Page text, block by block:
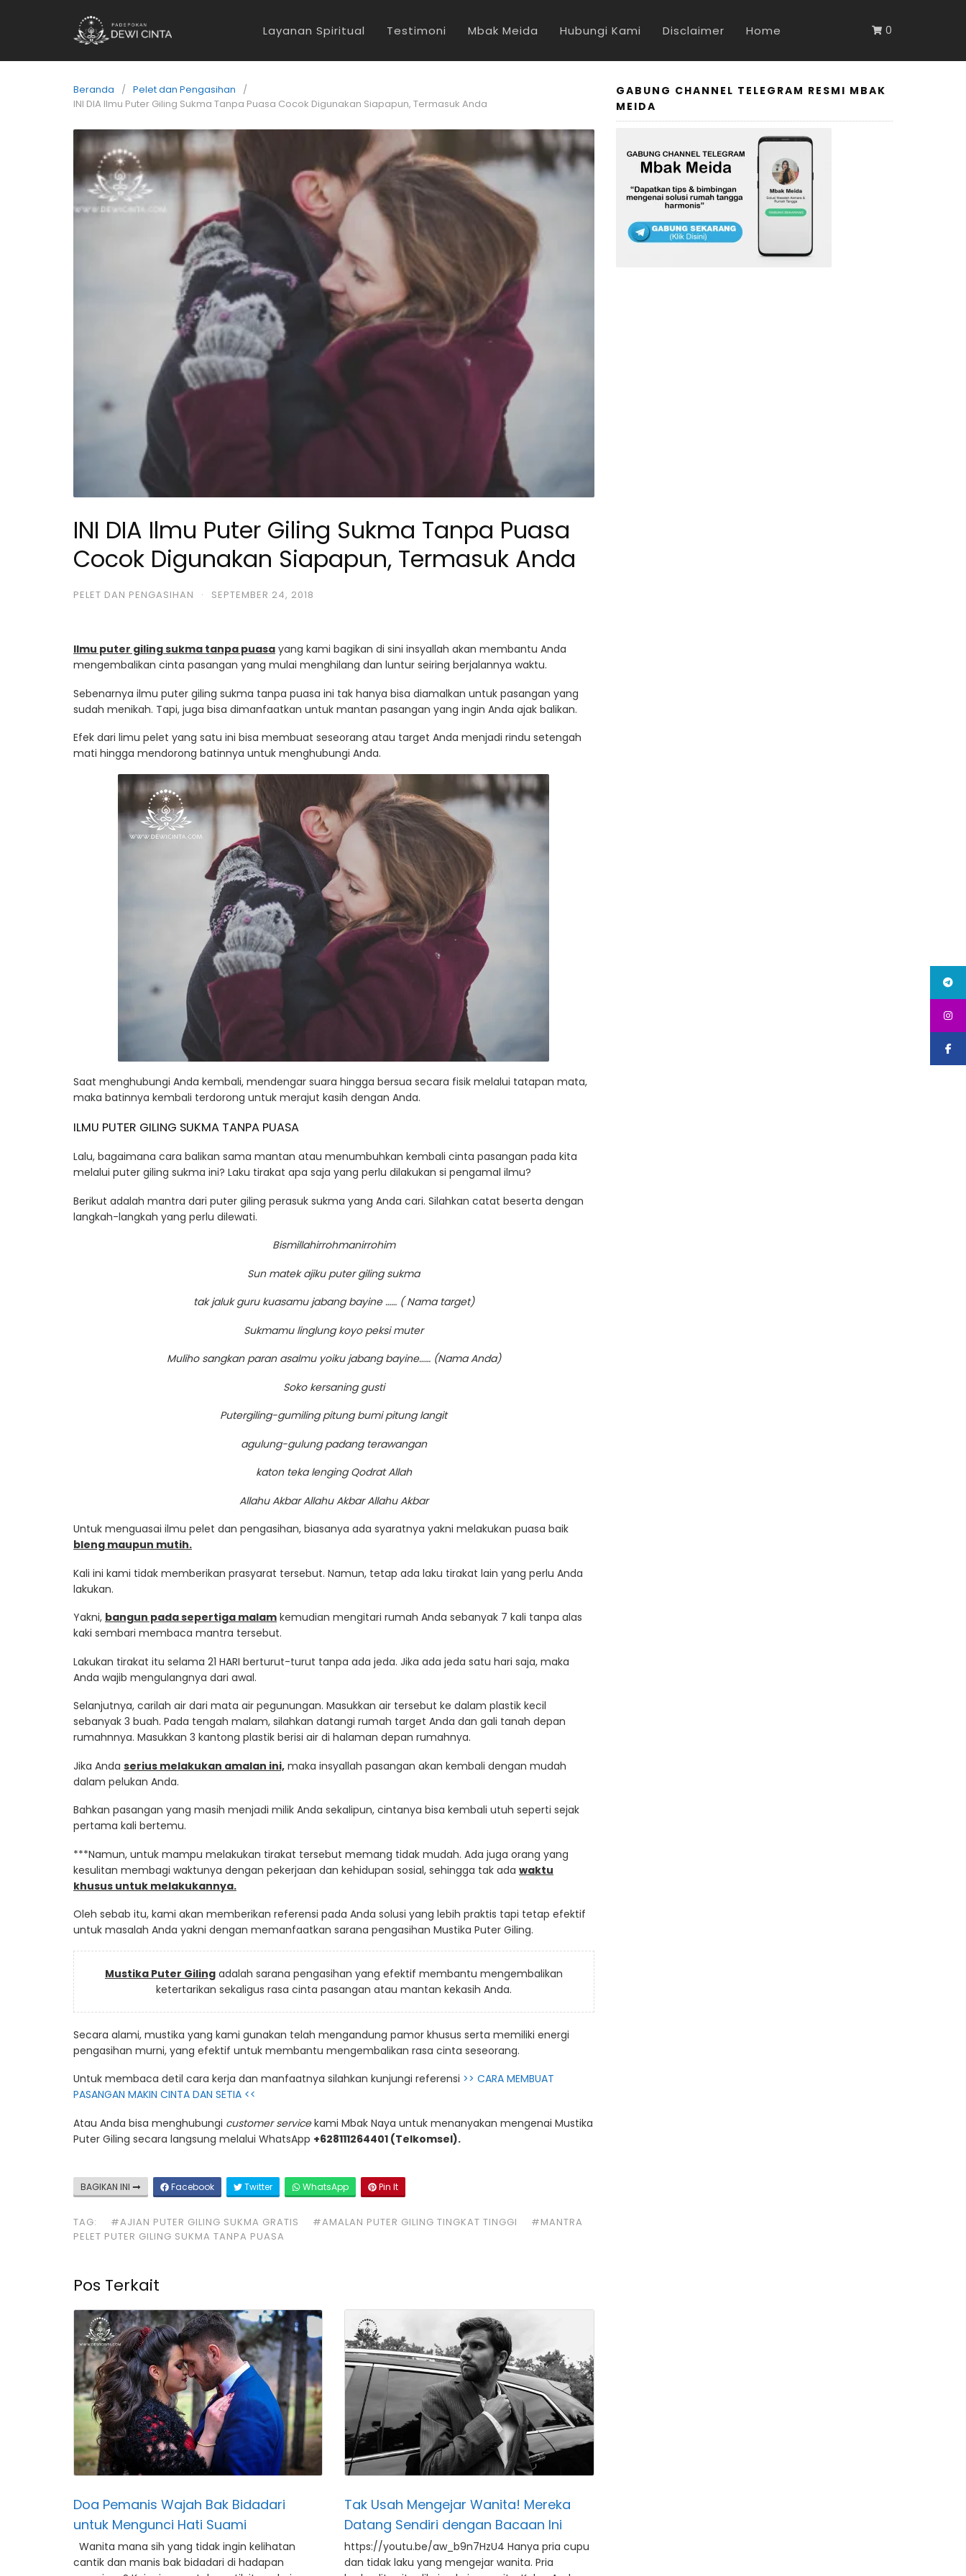
0
Layanan Spiritual Testimoni Mbak Meida Hubungi Kami Disclaimer Home
Beranda
Pelet dan Pengasihan
INI DIA Ilmu Puter Giling Sukma Tanpa Puasa Cocok Digunakan Siapapun, Termasuk Anda
INI DIA Ilmu Puter Giling Sukma Tanpa Puasa
Cocok Digunakan Siapapun, Termasuk Anda
PELET DAN PENGASIHAN · SEPTEMBER 24, 2018
Ilmu puter giling sukma tanpa puasa yang kami bagikan di sini insyallah akan membantu Anda
mengembalikan cinta pasangan yang mulai menghilang dan luntur seiring berjalannya waktu.
Sebenarnya ilmu puter giling sukma tanpa puasa ini tak hanya bisa diamalkan untuk pasangan yang
sudah menikah. Tapi, juga bisa dimanfaatkan untuk mantan pasangan yang ingin Anda ajak balikan.
Efek dari limu pelet yang satu ini bisa membuat seseorang atau target Anda menjadi rindu setengah
mati hingga mendorong batinnya untuk menghubungi Anda.
Saat menghubungi Anda kembali, mendengar suara hingga bersua secara fisik melalui tatapan mata,
maka batinnya kembali terdorong untuk merajut kasih dengan Anda.
ILMU PUTER GILING SUKMA TANPA PUASA
Lalu, bagaimana cara balikan sama mantan atau menumbuhkan kembali cinta pasangan pada kita
melalui puter giling sukma ini? Laku tirakat apa saja yang perlu dilakukan si pengamal ilmu?
Berikut adalah mantra dari puter giling perasuk sukma yang Anda cari. Silahkan catat beserta dengan
langkah-langkah yang perlu dilewati.
Bismillahirrohmanirrohim
Sun matek ajiku puter giling sukma
tak jaluk guru kuasamu jabang bayine …… ( Nama target)
Sukmamu linglung koyo peksi muter
Muliho sangkan paran asalmu yoiku jabang bayine…… (Nama Anda)
Soko kersaning gusti
Putergiling-gumiling pitung bumi pitung langit
agulung-gulung padang terawangan
katon teka lenging Qodrat Allah
Allahu Akbar Allahu Akbar Allahu Akbar
Untuk menguasai ilmu pelet dan pengasihan, biasanya ada syaratnya yakni melakukan puasa baik
bleng maupun mutih.
Kali ini kami tidak memberikan prasyarat tersebut. Namun, tetap ada laku tirakat lain yang perlu Anda
lakukan.
Yakni, bangun pada sepertiga malam kemudian mengitari rumah Anda sebanyak 7 kali tanpa alas
kaki sembari membaca mantra tersebut.
Lakukan tirakat itu selama 21 HARI berturut-turut tanpa ada jeda. Jika ada jeda satu hari saja, maka
Anda wajib mengulangnya dari awal.
Selanjutnya, carilah air dari mata air pegunungan. Masukkan air tersebut ke dalam plastik kecil
sebanyak 3 buah. Pada tengah malam, silahkan datangi rumah target Anda dan gali tanah depan
rumahnnya. Masukkan 3 kantong plastik berisi air di halaman depan rumahnya.
Jika Anda serius melakukan amalan ini, maka insyallah pasangan akan kembali dengan mudah
dalam pelukan Anda.
Bahkan pasangan yang masih menjadi milik Anda sekalipun, cintanya bisa kembali utuh seperti sejak
pertama kali bertemu.
***Namun, untuk mampu melakukan tirakat tersebut memang tidak mudah. Ada juga orang yang
kesulitan membagi waktunya dengan pekerjaan dan kehidupan sosial, sehingga tak ada waktu
khusus untuk melakukannya.
Oleh sebab itu, kami akan memberikan referensi pada Anda solusi yang lebih praktis tapi tetap efektif
untuk masalah Anda yakni dengan memanfaatkan sarana pengasihan Mustika Puter Giling.
Mustika Puter Gilingadalah sarana pengasihan yang efektif membantu mengembalikan
ketertarikan sekaligus rasa cinta pasangan atau mantan kekasih Anda.
Secara alami, mustika yang kami gunakan telah mengandung pamor khusus serta memiliki energi
pengasihan murni, yang efektif untuk membantu mengembalikan rasa cinta seseorang.
Untuk membaca detil cara kerja dan manfaatnya silahkan kunjungi referensi >> CARA MEMBUAT
PASANGAN MAKIN CINTA DAN SETIA <<
Atau Anda bisa menghubungi customer servicekami Mbak Naya untuk menanyakan mengenai Mustika
Puter Giling secara langsung melalui WhatsApp +628111264401 (Telkomsel).
BAGIKAN INI Facebook Twitter WhatsApp Pin It
TAG: #AJIAN PUTER GILING SUKMA GRATIS #AMALAN PUTER GILING TINGKAT TINGGI
#MANTRA
PELET PUTER GILING SUKMA TANPA PUASA
Pos Terkait
Doa Pemanis Wajah Bak Bidadari
untuk Mengunci Hati Suami
Wanita mana sih yang tidak ingin kelihatan
cantik dan manis bak bidadari di hadapan
Tak Usah Mengejar Wanita! Mereka
Datang Sendiri dengan Bacaan Ini
https://youtu.be/aw_b9n7HzU4 Hanya pria cupu
dan tidak laku yang mengejar wanita. Pria
GABUNG CHANNEL TELEGRAM RESMI MBAK
MEIDA